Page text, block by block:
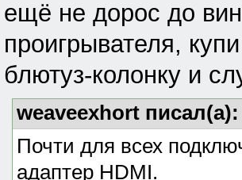
ещё не дорос до
проигрывателя,
блютуз-колонку и
weaveexhort
Почти для всех
адаптер HDMI.